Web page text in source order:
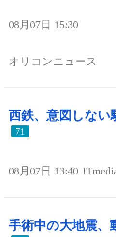
08月07日 15:30
オリコンニュース
西鉄、意図しない
71
08月07日 13:40
手術中の大地震、